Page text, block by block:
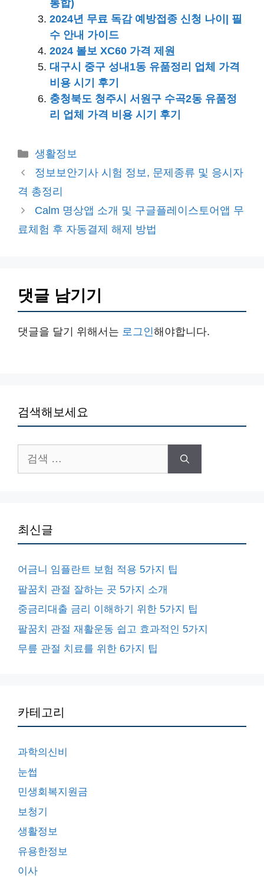
통합)
2024년 무료 독감 예방접종 신청 나이| 필
수 안내 가이드
2024 볼보 XC60 가격 제원
대구시 중구 성내1동 유품정리 업체 가격
비용 시기 후기
충청북도 청주시 서원구 수곡2동 유품정
리 업체 가격 비용 시기 후기
카
테
리
생활정보
정보보안기사 시험 정보, 문제종류 및 응시자
격 총정리
Calm 명상앱 소개 및 구글플레이스토어앱 무
료체험 후 자동결제 해제 방법
댓글 남기기
댓글을 달기 위해서는 로그인해야합니다.
검색해보세요
색:
최신글
어금니 임플란트 보험 적용 5가지 팁
팔꿈치 관절 잘하는 곳 5가지 소개
중금리대출 금리 이해하기 위한 5가지 팁
팔꿈치 관절 재활운동 쉽고 효과적인 5가지
무릎 관절 치료를 위한 6가지 팁
카테고리
과학의신비
눈썹
민생회복지원금
보청기
생활정보
유용한정보
이사